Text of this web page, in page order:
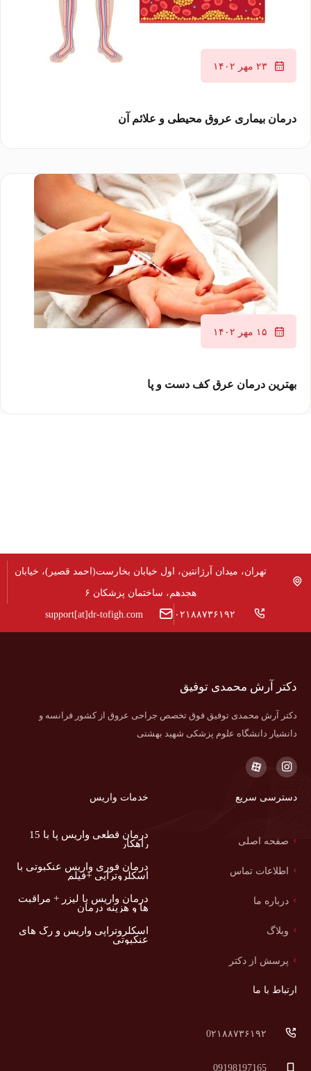
۲۳ مهر ۱۴۰۲
درمان بیماری عروق محیطی و علائم آن
۱۵ مهر ۱۴۰۲
بهترین درمان عرق کف دست و پا
تهران، میدان آرژانتین، اول خیابان بخارست(احمد قصیر)، خیابان
هجدهم، ساختمان پزشکان ۶
۰۲۱۸۸۷۳۶۱۹۲ support[at]dr-tofigh.com
دکتر آرش محمدی توفیق
دکتر آرش محمدی توفیق فوق تخصص جراحی عروق از کشور فرانسه و
دانشیار دانشگاه علوم پزشکی شهید بهشتی
دسترسی سریع
صفحه اصلی
اطلاعات تماس
درباره ما
وبلاگ
پرسش از دکتر
خدمات واریس
درمان قطعی واریس پا با 15
راهکار
درمان فوری واریس عنکبوتی با
اسکلروتراپی +فیلم
درمان واریس با لیزر + مراقبت
ها و هزینه درمان
اسکلروتراپی واریس و رگ های
عنکبوتی
ارتباط با ما
0۲۱۸۸۷۳۶۱۹۲
09198197165